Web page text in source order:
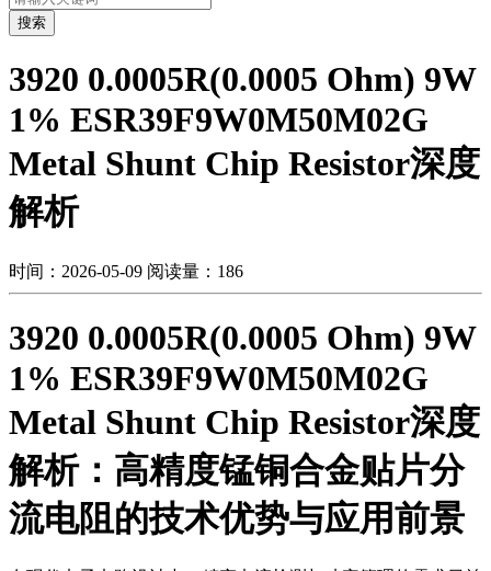
搜索
3920 0.0005R(0.0005 Ohm) 9W
1% ESR39F9W0M50M02G
Metal Shunt Chip Resistor深度
解析
时间：2026-05-09 阅读量：186
3920 0.0005R(0.0005 Ohm) 9W
1% ESR39F9W0M50M02G
Metal Shunt Chip Resistor深度
解析：高精度锰铜合金贴片分
流电阻的技术优势与应用前景